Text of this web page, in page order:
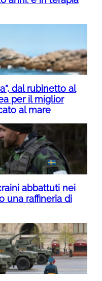
dal rubinetto al
per il miglior
al mare
abbattuti nei
una raffineria di